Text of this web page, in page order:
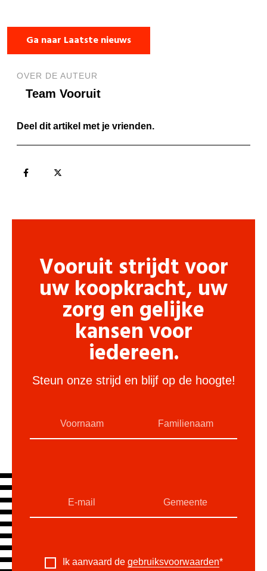
Ga naar Laatste nieuws
OVER DE AUTEUR
Team Vooruit
Deel dit artikel met je vrienden.
Vooruit strijdt voor
uw koopkracht, uw
zorg en gelijke
kansen voor
iedereen.
Steun onze strijd en blijf op de hoogte!
Ik aanvaard de gebruiksvoorwaarden*